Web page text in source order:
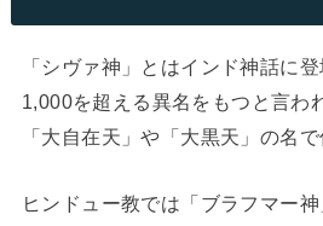
「シヴァ神」とはインド神話に
1,000を超える異名をもつと言わ
「大自在天」や「大黒天」の名
ヒンドュー教では「ブラフマー